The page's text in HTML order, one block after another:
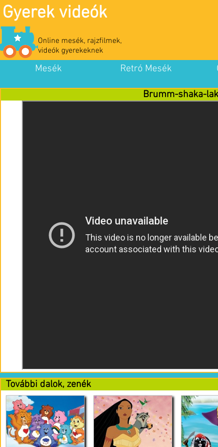
Gyerek videók
Online mesék, rajzfilmek,
videók gyerekeknek
Mesék Retró Mesék
Brumm-shaka-
További dalok, zenék